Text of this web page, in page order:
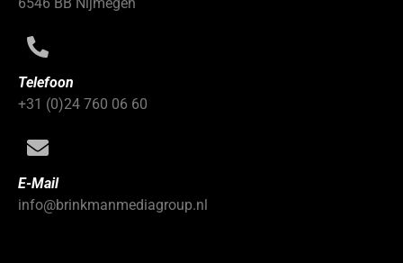
Telefoon
+31 (0)24 760 06 60
E-Mail
info@brinkmanmediagroup.nl